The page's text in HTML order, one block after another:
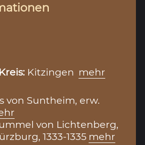
Kreis: Kitzingen mehr
von Suntheim, erw.
von Lichtenberg,
1333-1335 mehr